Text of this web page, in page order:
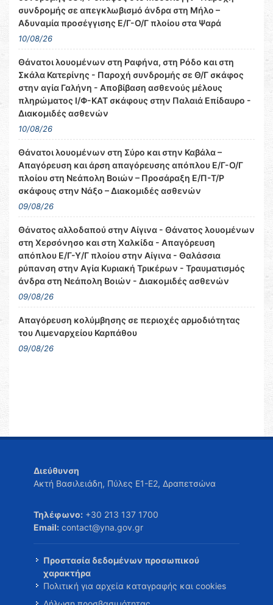
συνδρομής σε απεγκλωβισμό άνδρα στη Μήλο –
Αδυναμία προσέγγισης Ε/Γ-Ο/Γ πλοίου στα Ψαρά
10/08/26
Θάνατοι λουομένων στη Ραφήνα, στη Ρόδο και στη
Σκάλα Κατερίνης - Παροχή συνδρομής σε Θ/Γ σκάφος
στην αγία Γαλήνη - Αποβίβαση ασθενούς μέλους
πληρώματος Ι/Φ-ΚΑΤ σκάφους στην Παλαιά Επίδαυρο -
Διακομιδές ασθενών
10/08/26
Θάνατοι λουομένων στη Σύρο και στην Καβάλα –
Απαγόρευση και άρση απαγόρευσης απόπλου Ε/Γ-Ο/Γ
πλοίου στη Νεάπολη Βοιών – Προσάραξη Ε/Π-Τ/Ρ
σκάφους στην Νάξο – Διακομιδές ασθενών
09/08/26
Θάνατος αλλοδαπού στην Αίγινα - Θάνατος λουομένων
στη Χερσόνησο και στη Χαλκίδα - Απαγόρευση
απόπλου Ε/Γ-Υ/Γ πλοίου στην Αίγινα - Θαλάσσια
ρύπανση στην Αγία Κυριακή Τρικέρων - Τραυματισμός
άνδρα στη Νεάπολη Βοιών - Διακομιδές ασθενών
09/08/26
Απαγόρευση κολύμβησης σε περιοχές αρμοδιότητας
του Λιμεναρχείου Καρπάθου
09/08/26
Διεύθυνση
Ακτή Βασιλειάδη, Πύλες Ε1-Ε2, Δραπετσώνα
Τηλέφωνο: +30 213 137 1700
Email: contact@yna.gov.gr
Προστασία δεδομένων προσωπικού
χαρακτήρα
Πολιτική για αρχεία καταγραφής και cookies